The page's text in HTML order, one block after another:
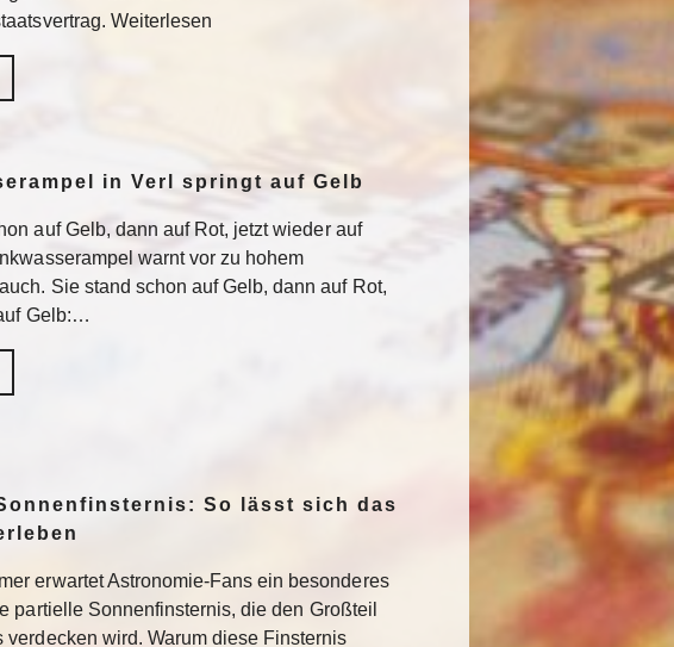
Weiterlesen
in Verl springt auf Gelb
auf Gelb, dann auf Rot, jetzt wieder auf
warnt vor zu hohem
Sie stand schon auf Gelb, dann auf Rot,
Gelb:…
So lässt sich das
erwartet Astronomie-Fans ein besonderes
partielle Sonnenfinsternis, die den Großteil
verdecken wird. Warum diese Finsternis